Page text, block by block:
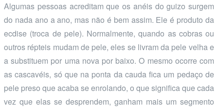
Algumas pessoas acreditam que os anéis do guizo surgem
do nada ano a ano, mas não é bem assim. Ele é produto da
ecdise (troca de pele). Normalmente, quando as cobras ou
outros répteis mudam de pele, eles se livram da pele velha e
a substituem por uma nova por baixo. O mesmo ocorre com
as cascavéis, só que na ponta da cauda fica um pedaço de
pele preso que acaba se enrolando, o que significa que cada
vez que elas se desprendem, ganham mais um segmento